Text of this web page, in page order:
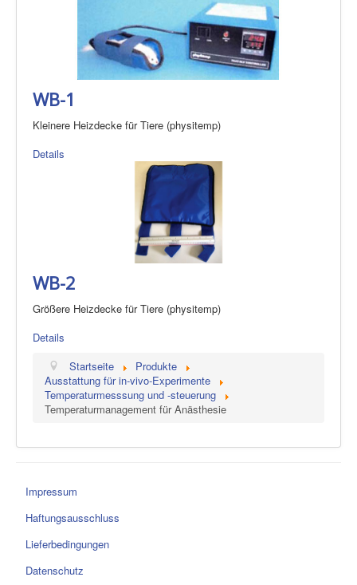
WB-1
Kleinere Heizdecke für Tiere (physitemp)
Details
WB-2
Größere Heizdecke für Tiere (physitemp)
Details
Startseite
Produkte
Ausstattung für in-vivo-Experimente
Temperaturmesssung und -steuerung
Temperaturmanagement für Anästhesie
Impressum
Haftungsausschluss
Lieferbedingungen
Datenschutz